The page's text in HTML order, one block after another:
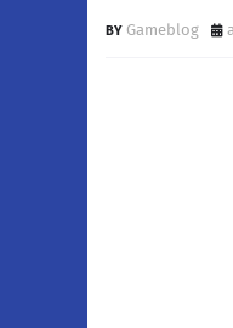
Gameblog